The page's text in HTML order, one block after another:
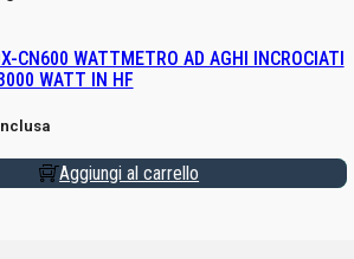
CN600 WATTMETRO AD AGHI INCROCIATI
WATT IN HF
Aggiungi al carrello